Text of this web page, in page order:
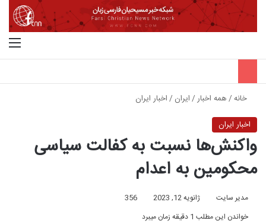
خانه/همه اخبار/ایران /اخبار ایران
اخبار ایران
واکنش‌ها نسبت به کفالت سیاسی
محکومین به اعدام
مدیر سایت ژانویه 12, 2023
356
خواندن این مطلب 1 دقیقه زمان میبرد